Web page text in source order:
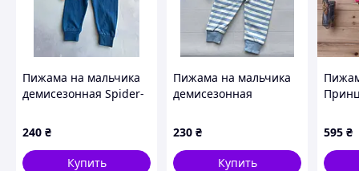
Пижама на мальчика
демисезонная Spider-
(6-9 месяцев)
240 ₴
Купить
Пижама на мальчика
демисезонная
р.68 см (3-6 месяцев)
230 ₴
Купить
595 ₴